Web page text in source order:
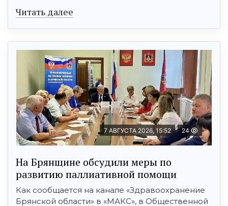
Читать далее
7 АВГУСТА 2026, 15:52 24
На Брянщине обсудили меры по
развитию паллиативной помощи
Как сообщается на канале «Здравоохранение
Брянской области» в «МАКС», в Общественной